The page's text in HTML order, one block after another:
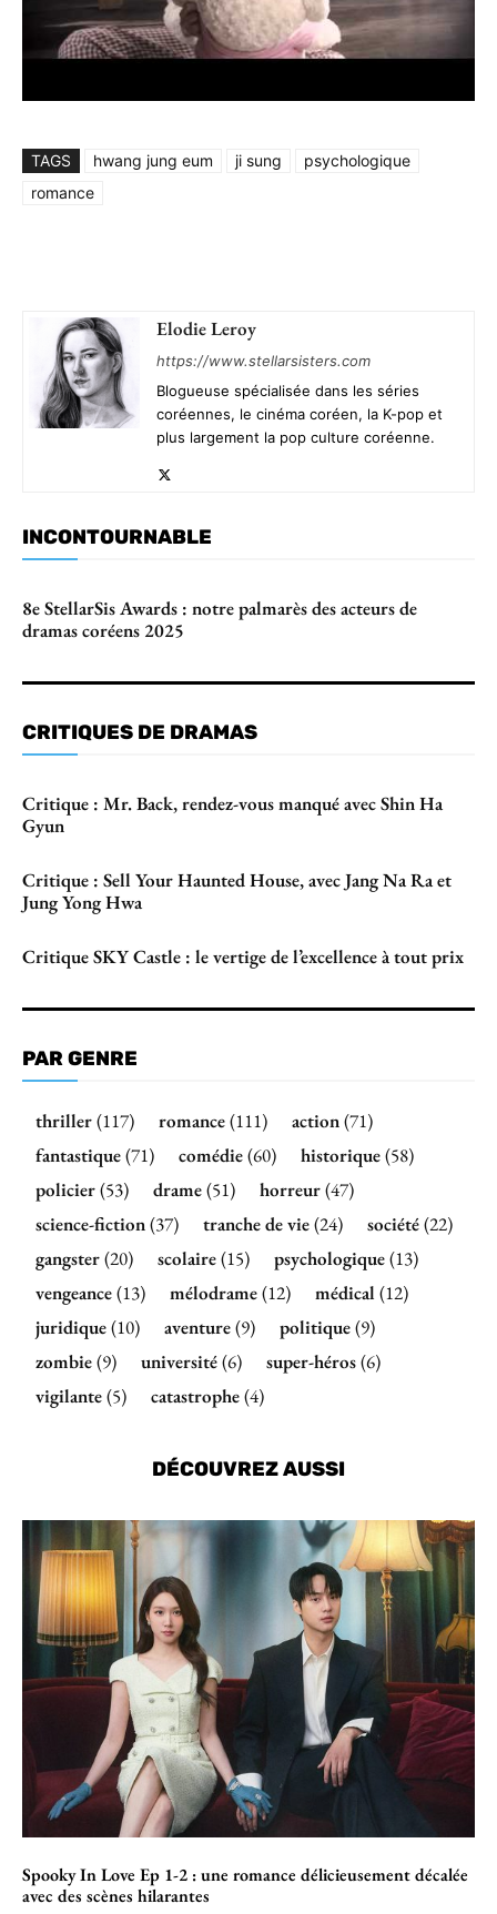
TAGS hwang jung eum ji sung
psychologique
romance
Elodie Leroy
https://www.stellarsisters.com
Blogueuse spécialisée dans les séries
coréennes, le cinéma coréen, la K-pop et
plus largement la pop culture coréenne.
INCONTOURNABLE
8e StellarSis Awards : notre palmarès des acteurs de
dramas coréens 2025
CRITIQUES DE DRAMAS
Critique : Mr. Back, rendez-vous manqué avec Shin Ha
Gyun
Critique : Sell Your Haunted House, avec Jang Na Ra et
Jung Yong Hwa
Critique SKY Castle : le vertige de l’excellence à tout prix
PAR GENRE
thriller(117) romance(111) action(71)
fantastique(71) comédie(60) historique(58)
policier(53) drame(51) horreur(47)
science-fiction(37) tranche de vie(24) société(22)
gangster(20) scolaire(15) psychologique(13)
vengeance(13) mélodrame(12) médical(12)
juridique(10) aventure(9) politique(9)
zombie(9) université(6) super-héros(6)
vigilante(5) catastrophe(4)
DÉCOUVREZ AUSSI
Spooky In Love Ep 1-2 : une romance délicieusement décalée
avec des scènes hilarantes